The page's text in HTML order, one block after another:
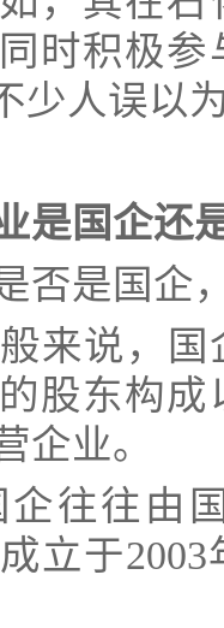
时积极
少人误以
是国企还
否是国企
来说，
股东构
企业。
企往往由
立于